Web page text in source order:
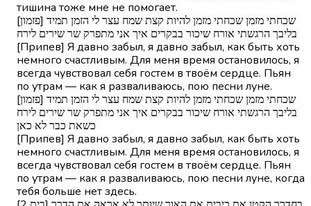
тишина тоже мне не помогает.
[פזמון] שכחתי מזמן שכחתי מזמן להיות קצת שמח עצר לי הזמן תמיד
בליבך הרגשתי אורח שיכור בבקרים איך אני מתפרק שר שירים לירח
[Припев] Я давно забыл, я давно забыл, как быть хоть
немного счастливым. Для меня время остановилось, я
всегда чувствовал себя гостем в твоём сердце. Пьян
по утрам — как я разваливаюсь, пою песни луне.
[פזמון] שכחתי מזמן שכחתי מזמן להיות קצת שמח עצר לי הזמן תמיד
בליבך הרגשתי אורח שיכור בבקרים איך אני מתפרק שר שירים לירח
כשאת כבר לא כאן
[Припев] Я давно забыл, я давно забыл, как быть хоть
немного счастливым. Для меня время остановилось, я
всегда чувствовал себя гостем в твоём сердце. Пьян
по утрам — как я разваливаюсь, пою песни луне, когда
тебя больше нет здесь.